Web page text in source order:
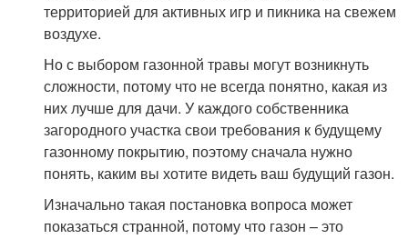
территорией для активных игр и пикника на свежем
воздухе.
Но с выбором газонной травы могут возникнуть
сложности, потому что не всегда понятно, какая из
них лучше для дачи. У каждого собственника
загородного участка свои требования к будущему
газонному покрытию, поэтому сначала нужно
понять, каким вы хотите видеть ваш будущий газон.
Изначально такая постановка вопроса может
показаться странной, потому что газон – это